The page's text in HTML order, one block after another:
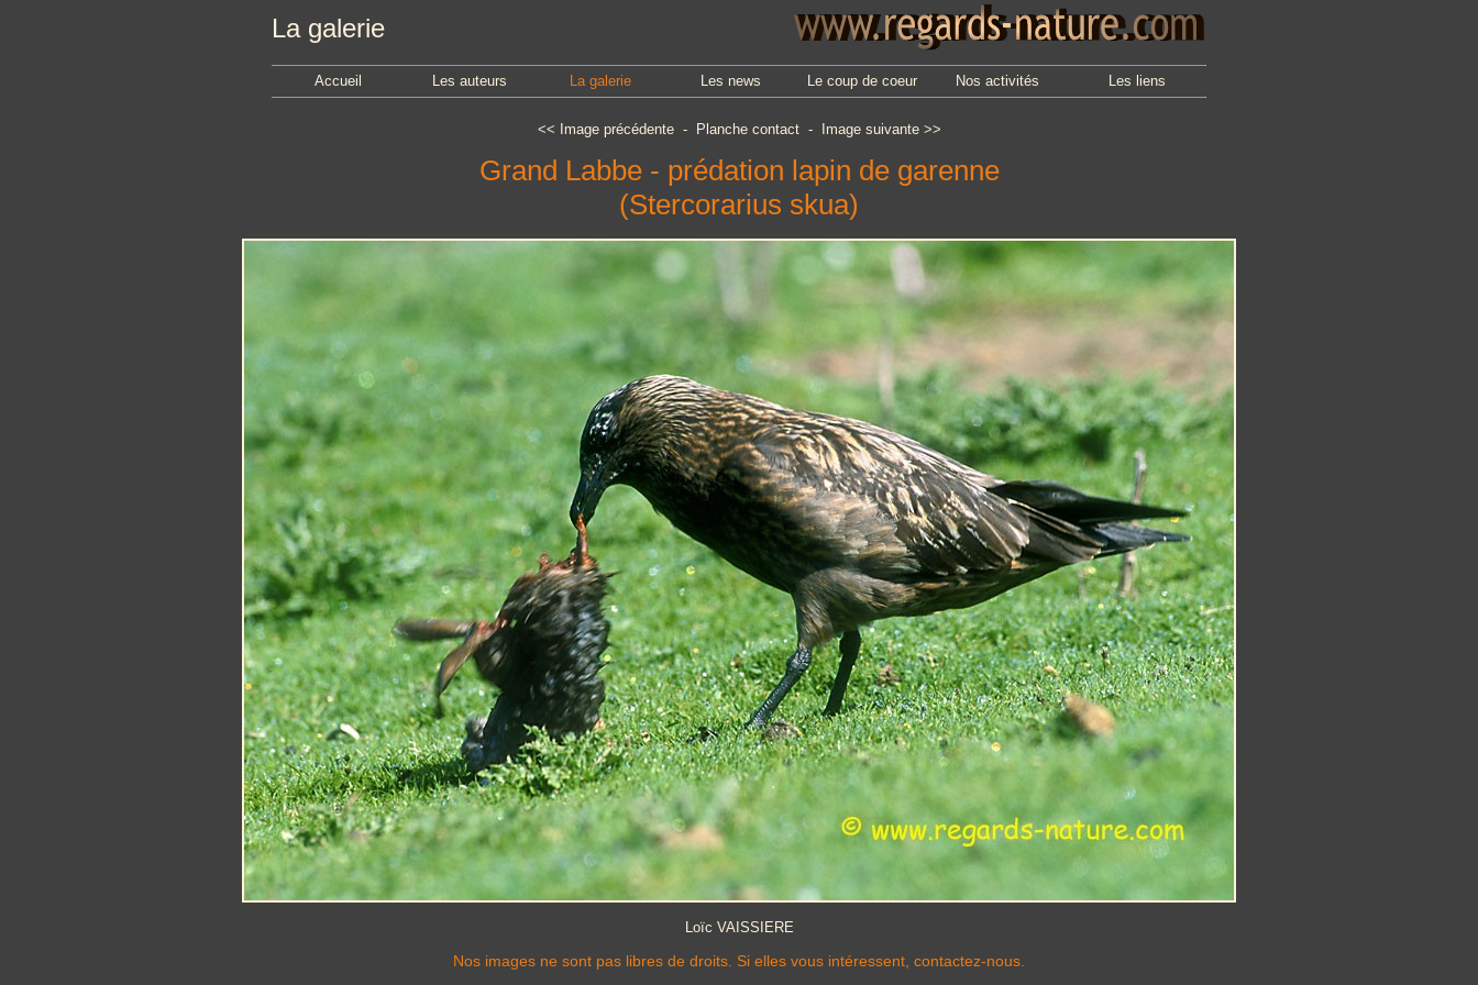
La galerie
Accueil Les auteurs La galerie Les news Le coup de coeur Nos activités Les liens
<< Image précédente- Planche contact- Image suivante>>
Grand Labbe - prédation lapin de garenne
(Stercorarius skua)
Loïc VAISSIERE
Nos images ne sont pas libres de droits. Si elles vous intéressent, contactez-nous.